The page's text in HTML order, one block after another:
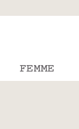
26 août
FEMME